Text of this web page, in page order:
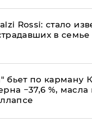
Rossi: стало
в семье
бьет по карману
−37,6 %, масла